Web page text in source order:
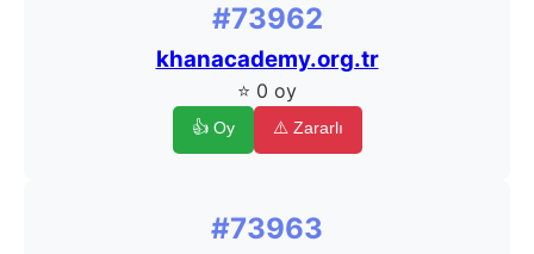
#73962
khanacademy.org.tr
⭐ 0 oy
👍 Oy ⚠️ Zararlı
#73963